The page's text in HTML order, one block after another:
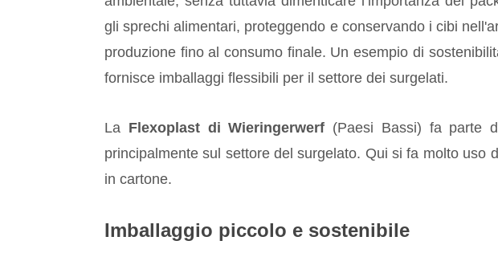
gli sprechi alimentari, proteggendo e conservando i cibi
produzione fino al consumo finale. Un esempio di
fornisce imballaggi flessibili per il settore dei surgelati.
La Flexoplast di Wieringerwerf (Paesi Bassi) fa parte
principalmente sul settore del surgelato. Qui si fa molto uso
in cartone.
Imballaggio piccolo e sostenibile